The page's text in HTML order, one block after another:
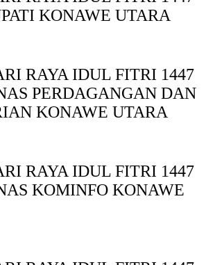
KONAWE UTARA
RAYA IDUL FITRI 1447
PERDAGANGAN DAN
KONAWE UTARA
RAYA IDUL FITRI 1447
KOMINFO KONAWE